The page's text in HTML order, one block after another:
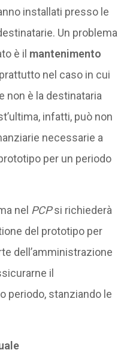
installati presso le
Un problema
è il mantenimento
nel caso in cui
non è la destinataria
infatti, può non
necessarie a
per un periodo
nel PCPsi richiederà
del prototipo per
dell’amministrazione
il
periodo, stanziando le